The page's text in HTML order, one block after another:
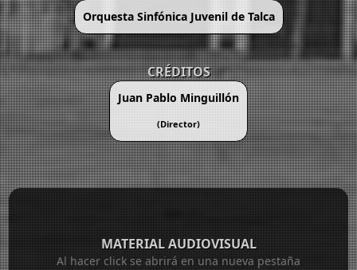
Orquesta Sinfónica Juvenil de Talca
CRÉDITOS
Juan Pablo Minguillón
(Director)
MATERIAL AUDIOVISUAL
Al hacer click se abrirá en una nueva pestaña